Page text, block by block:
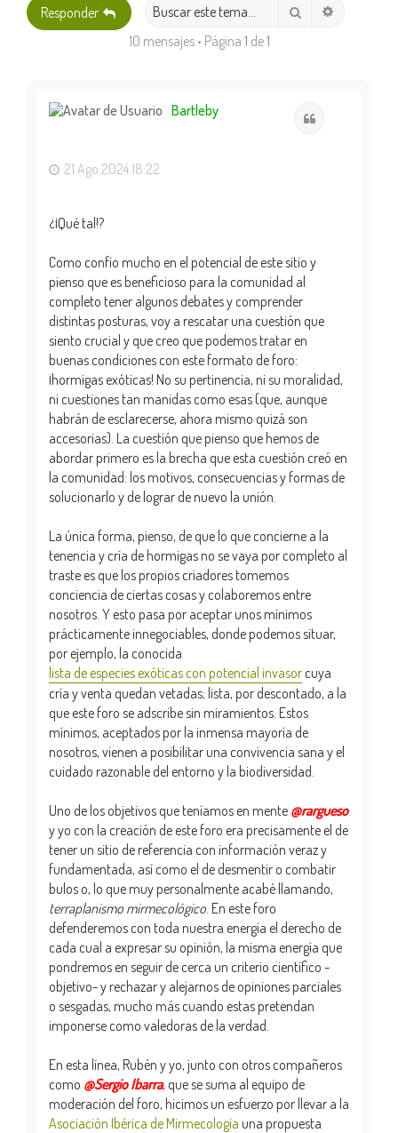
Responder Buscar
10 mensajes • Página 1 de1
Bartleby
21 Ago 2024 18:22
¿¡Qué tal!?
Como confío mucho en el potencial de este sitio y
pienso que es beneficioso para la comunidad al
completo tener algunos debates y comprender
distintas posturas, voy a rescatar una cuestión que
siento crucial y que creo que podemos tratar en
buenas condiciones con este formato de foro:
¡hormigas exóticas! No su pertinencia, ni su moralidad,
ni cuestiones tan manidas como esas (que, aunque
habrán de esclarecerse, ahora mismo quizá son
accesorias). La cuestión que pienso que hemos de
abordar primero es la brecha que esta cuestión creó en
la comunidad: los motivos, consecuencias y formas de
solucionarlo y de lograr de nuevo la unión.
La única forma, pienso, de que lo que concierne a la
tenencia y cría de hormigas no se vaya por completo al
traste es que los propios criadores tomemos
conciencia de ciertas cosas y colaboremos entre
nosotros. Y esto pasa por aceptar unos mínimos
prácticamente innegociables, donde podemos situar,
por ejemplo, la conocida
lista de especies exóticas con potencial invasor cuya
cría y venta quedan vetadas; lista, por descontado, a la
que este foro se adscribe sin miramientos. Estos
mínimos, aceptados por la inmensa mayoría de
nosotros, vienen a posibilitar una convivencia sana y el
cuidado razonable del entorno y la biodiversidad.
Uno de los objetivos que teníamos en mente @rargueso
y yo con la creación de este foro era precisamente el de
tener un sitio de referencia con información veraz y
fundamentada, así como el de desmentir o combatir
bulos o, lo que muy personalmente acabé llamando,
terraplanismo mirmecológico . En este foro
defenderemos con toda nuestra energía el derecho de
cada cual a expresar su opinión, la misma energía que
pondremos en seguir de cerca un criterio científico -
objetivo- y rechazar y alejarnos de opiniones parciales
o sesgadas, mucho más cuando estas pretendan
imponerse como valedoras de la verdad.
En esta línea, Rubén y yo, junto con otros compañeros
como @Sergio Ibarra, que se suma al equipo de
moderación del foro, hicimos un esfuerzo por llevar a la
Asociación Ibérica de Mirmecología una propuesta